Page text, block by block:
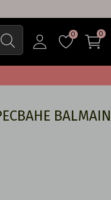
0 0
BALMAIN